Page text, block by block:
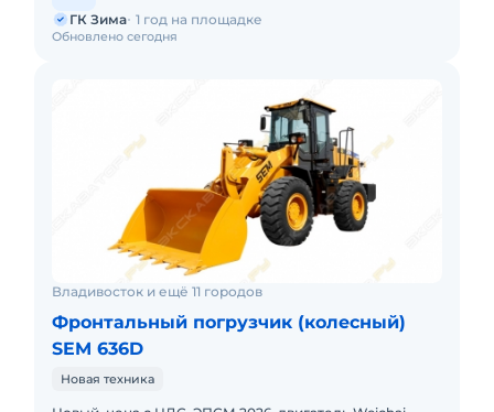
Обновлено сегодня
ГК Зима 1 год на площадке
Владивосток и ещё 11 городов
Фронтальный погрузчик (колесный)
SEM 636D
Новая техника